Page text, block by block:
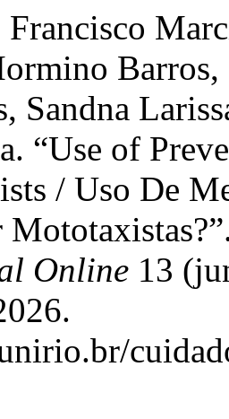
Sandna
“Use of
/ Uso De
Online 13